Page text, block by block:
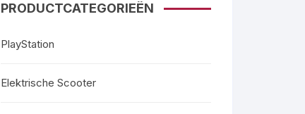
PRODUCTCATEGORIEËN
PlayStation
Elektrische Scooter